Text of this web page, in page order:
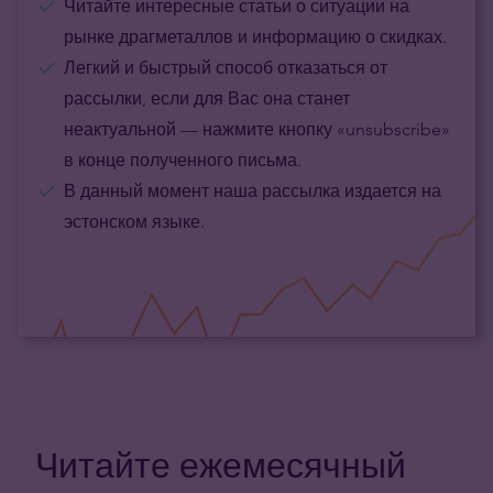
Читайте интересные статьи о ситуации на
рынке драгметаллов и информацию о скидках.
Легкий и быстрый способ отказаться от
рассылки, если для Вас она станет
неактуальной — нажмите кнопку «unsubscribe»
в конце полученного письма.
В данный момент наша рассылка издается на
эстонском языке.
Читайте ежемесячный